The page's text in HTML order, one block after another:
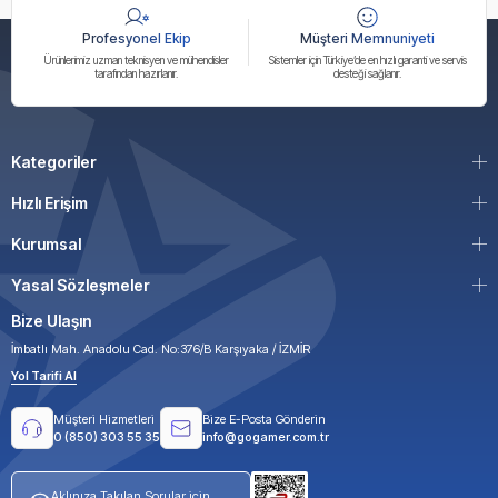
Profesyonel Ekip
Ürünlerimiz uzman teknisyen ve mühendisler
tarafından hazırlanır.
Müşteri Memnuniyeti
Sistemler için Türkiye’de en hızlı garanti ve servis
desteği sağlanır.
Kategoriler
Hızlı Erişim
Kurumsal
Yasal Sözleşmeler
Bize Ulaşın
İmbatlı Mah. Anadolu Cad. No:376/B Karşıyaka / İZMİR
Yol Tarifi Al
Müşteri Hizmetleri
0 (850) 303 55 35
Bize E-Posta Gönderin
info@gogamer.com.tr